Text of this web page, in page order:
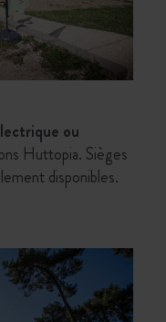
ou
Huttopia. Sièges
disponibles.